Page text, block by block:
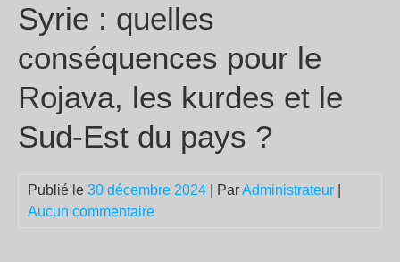
Syrie : quelles
conséquences pour le
Rojava, les kurdes et le
Sud-Est du pays ?
Publié le 30 décembre 2024 | ParAdministrateur
Aucun commentaire